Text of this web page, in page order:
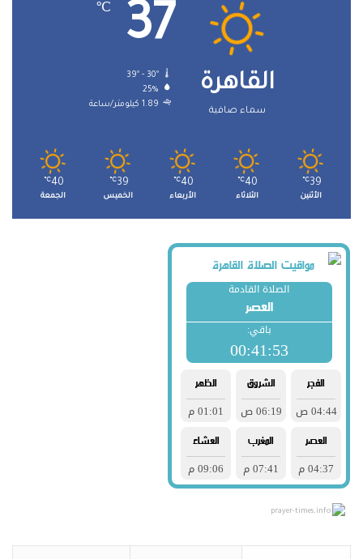
القاهرة
سماء صافية
37
℃
39º - 30º
25%
1.89 كيلومتر/ساعة
39
℃
الأثنين
40
℃
الثلاثاء
40
℃
الأربعاء
39
℃
الخميس
40
℃
الجمعة
prayer-times.info